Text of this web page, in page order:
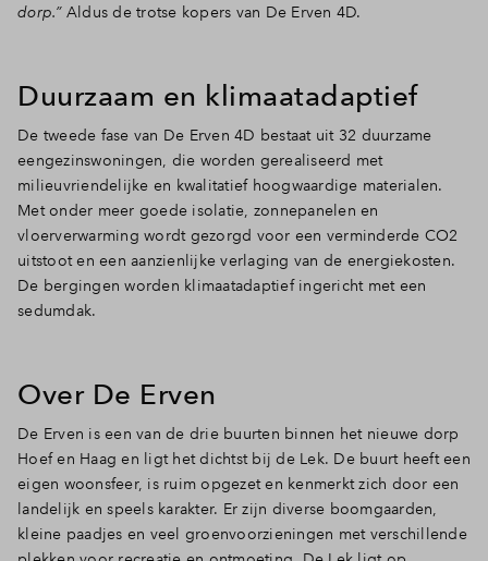
dorp.”Aldus de trotse kopers van De Erven 4D.
Duurzaam en klimaatadaptief
De tweede fase van De Erven 4D bestaat uit 32 duurzame
eengezinswoningen, die worden gerealiseerd met
milieuvriendelijke en kwalitatief hoogwaardige materialen.
Met onder meer goede isolatie, zonnepanelen en
vloerverwarming wordt gezorgd voor een verminderde CO2
uitstoot en een aanzienlijke verlaging van de energiekosten.
De bergingen worden klimaatadaptief ingericht met een
sedumdak.
Over De Erven
De Erven is een van de drie buurten binnen het nieuwe dorp
Hoef en Haag en ligt het dichtst bij de Lek. De buurt heeft een
eigen woonsfeer, is ruim opgezet en kenmerkt zich door een
landelijk en speels karakter. Er zijn diverse boomgaarden,
kleine paadjes en veel groenvoorzieningen met verschillende